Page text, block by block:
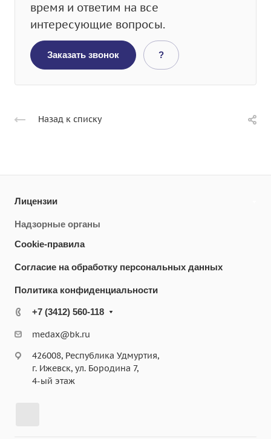
время и ответим на все
интересующие вопросы.
Заказать звонок ?
Назад к списку
Лицензии
Надзорные органы
Cookie-правила
Согласие на обработку персональных данных
Политика конфиденциальности
+7 (3412) 560-118
medax@bk.ru
426008, Республика Удмуртия,
г. Ижевск, ул. Бородина 7,
4-ый этаж